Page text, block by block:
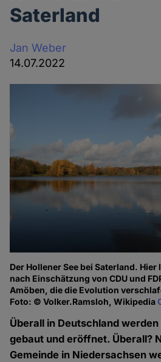
Saterland
Jan Weber
14.07.2022
Der Hollener See bei Saterland.
nach Einschätzung von CDU und
Amöben, die die Evolution
Foto: © Volker.Ramsloh, Wikipedia
Überall in Deutschland
gebaut und eröffnet. Überall?
Gemeinde in Niedersachsen